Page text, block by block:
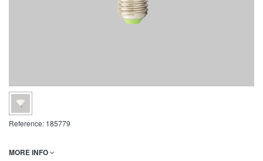
Reference: 185779
MORE INFO